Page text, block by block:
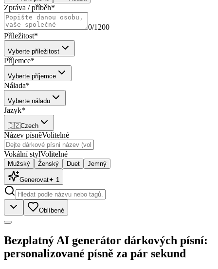
Zpráva / příběh*
0/1200
Příležitost*
Vyberte příležitost
Příjemce*
Vyberte příjemce
Nálada*
Vyberte náladu
Jazyk*
🇨🇿Czech
Název písněVolitelné
Vokální stylVolitelné
Mužský Ženský Duet Jemný
Generovat✦ 1
Oblíbené
Bezplatný AI generátor dárkových písní:
personalizované písně za pár sekund